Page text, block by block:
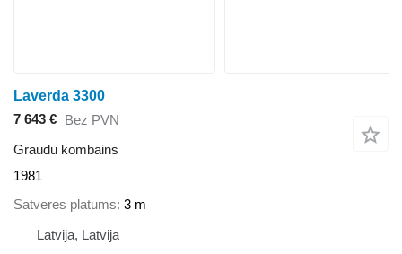
Laverda 3300
7 643 € Bez PVN
Graudu kombains
1981
Satveres platums 3 m
Latvija, Latvija